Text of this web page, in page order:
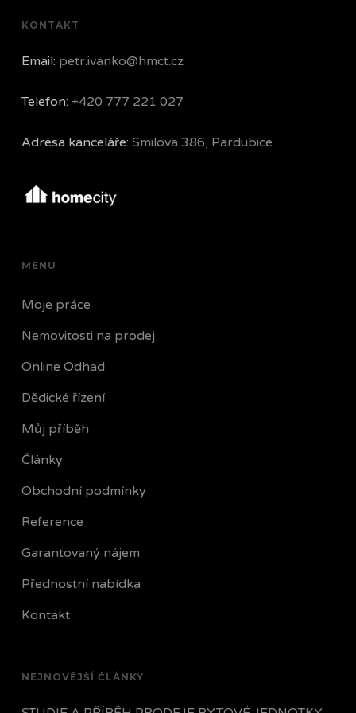
KONTAKT
Email: petr.ivanko@hmct.cz
Telefon: +420 777 221 027
Adresa kanceláře: Smilova 386, Pardubice
MENU
Moje práce
Nemovitosti na prodej
Online Odhad
Dědické řízení
Můj příběh
Články
Obchodní podmínky
Reference
Garantovaný nájem
Přednostní nabídka
Kontakt
NEJNOVĚJŠÍ ČLÁNKY